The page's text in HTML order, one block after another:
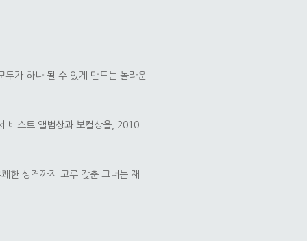
두가 하나 될 수 있게 만드는 놀라운
베스트 앨범상과 보컬상을, 2010
한 성격까지 고루 갖춘 그녀는 재